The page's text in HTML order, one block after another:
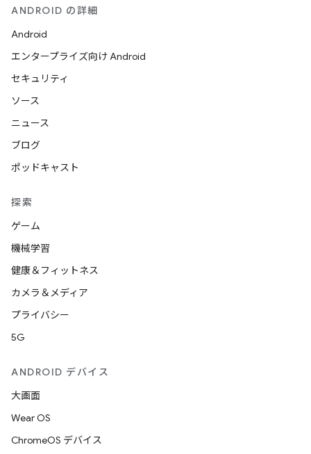
ANDROID の詳細
Android
エンタープライズ向け Android
セキュリティ
ソース
ニュース
ブログ
ポッドキャスト
探索
ゲーム
機械学習
健康＆フィットネス
カメラ＆メディア
プライバシー
5G
ANDROID デバイス
大画面
Wear OS
ChromeOS デバイス